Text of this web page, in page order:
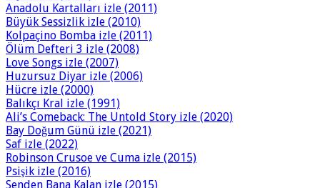
Anadolu Kartalları izle (2011)
Büyük Sessizlik izle (2010)
Kolpaçino Bomba izle (2011)
Ölüm Defteri 3 izle (2008)
Love Songs izle (2007)
Huzursuz Diyar izle (2006)
Hücre izle (2000)
Balıkçı Kral izle (1991)
Ali’s Comeback: The Untold Story izle (2020)
Bay Doğum Günü izle (2021)
Saf izle (2022)
Robinson Crusoe ve Cuma izle (2015)
Psişik izle (2016)
Senden Bana Kalan izle (2015)